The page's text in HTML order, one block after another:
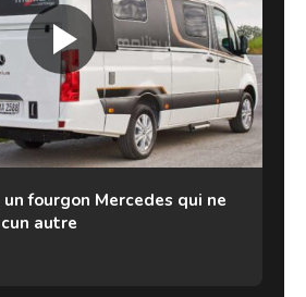
fourgon Mercedes qui ne
autre